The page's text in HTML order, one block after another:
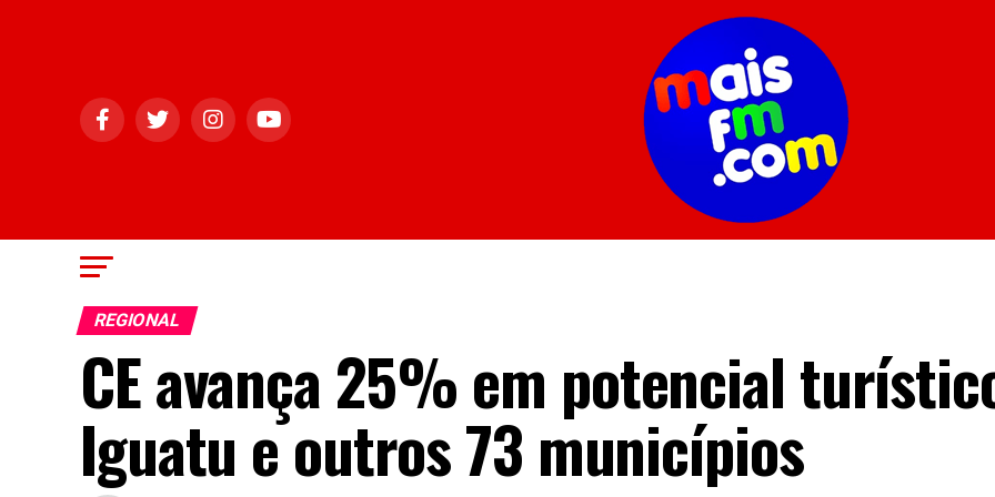
REGIONAL
CE avança 25% em potencial
Iguatu e outros 73 municípios